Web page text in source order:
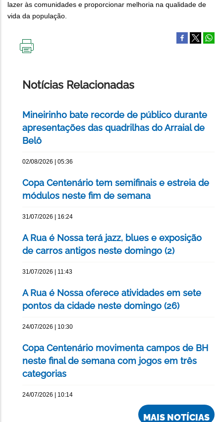
lazer às comunidades e proporcionar melhoria na qualidade de
vida da população.
Notícias Relacionadas
Mineirinho bate recorde de público durante
apresentações das quadrilhas do Arraial de
Belô
02/08/2026 | 05:36
Copa Centenário tem semifinais e estreia de
módulos neste fim de semana
31/07/2026 | 16:24
A Rua é Nossa terá jazz, blues e exposição
de carros antigos neste domingo (2)
31/07/2026 | 11:43
A Rua é Nossa oferece atividades em sete
pontos da cidade neste domingo (26)
24/07/2026 | 10:30
Copa Centenário movimenta campos de BH
neste final de semana com jogos em três
categorias
24/07/2026 | 10:14
MAIS NOTÍCIAS